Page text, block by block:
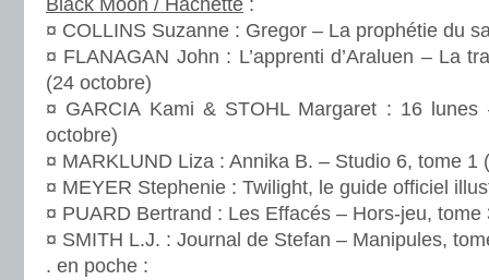
Black Moon / Hachette :
¤ COLLINS Suzanne : Gregor – La prophétie du
¤ FLANAGAN John : L’apprenti d’Araluen – La
(24 octobre)
¤ GARCIA Kami & STOHL Margaret : 16
octobre)
¤ MARKLUND Liza : Annika B. – Studio 6, tome 1
¤ MEYER Stephenie : Twilight, le guide officiel
¤ PUARD Bertrand : Les Effacés – Hors-jeu, tome
¤ SMITH L.J. : Journal de Stefan – Manipules,
. en poche :